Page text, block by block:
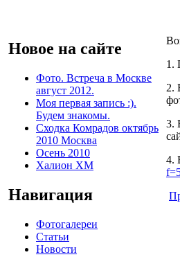
Новое на сайте
Фото. Встреча в Москве
август 2012.
Моя первая запись :).
Будем знакомы.
Сходка Комрадов октябрь
2010 Москва
Осень 2010
Халион ХМ
Навигация
Фотогалереи
Статьи
Новости
1.
2.
3.
4.